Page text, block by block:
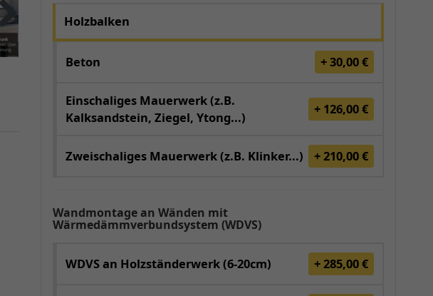
Holzbalken
Beton + 30,00 €
Einschaliges Mauerwerk (z.B.
Kalksandstein, Ziegel, Ytong...)
+ 126,00 €
Zweischaliges Mauerwerk (z.B. Klinker...) + 210,00 €
Wandmontage an Wänden mit
Wärmedämmverbundsystem (WDVS)
WDVS an Holzständerwerk (6-20cm) + 285,00 €